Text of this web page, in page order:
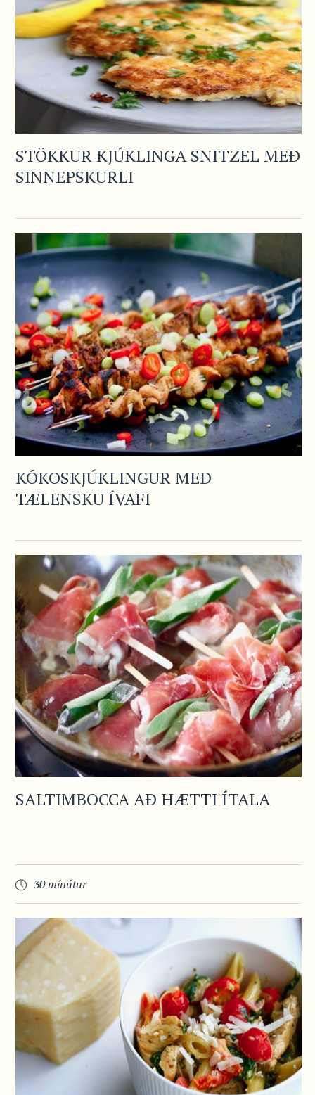
STÖKKUR KJÚKLINGA SNITZEL MEÐ
SINNEPSKURLI
KÓKOSKJÚKLINGUR MEÐ
TÆLENSKU ÍVAFI
SALTIMBOCCA AÐ HÆTTI ÍTALA
30 mínútur